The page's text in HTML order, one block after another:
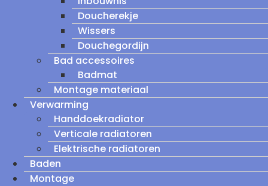
Doucherekje
Wissers
Douchegordijn
Bad accessoires
Badmat
Montage materiaal
Verwarming
Handdoekradiator
Verticale radiatoren
Elektrische radiatoren
Baden
Montage